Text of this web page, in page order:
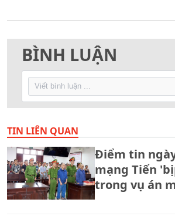
BÌNH LUẬN
TIN LIÊN QUAN
Điểm tin
mạng Tiến
trong vụ án